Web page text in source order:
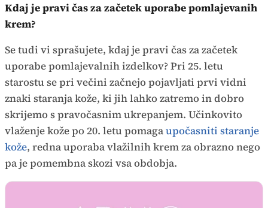
Kdaj je pravi čas za začetek uporabe pomlajevanih
krem?
Se tudi vi sprašujete, kdaj je pravi čas za začetek
uporabe pomlajevalnih izdelkov? Pri 25. letu
starostu se pri večini začnejo pojavljati prvi vidni
znaki staranja kože, ki jih lahko zatremo in dobro
skrijemo s pravočasnim ukrepanjem. Učinkovito
vlaženje kože po 20. letu pomagaupočasniti staranje
kože, redna uporaba vlažilnih krem za obrazno nego
pa je pomembna skozi vsa obdobja.